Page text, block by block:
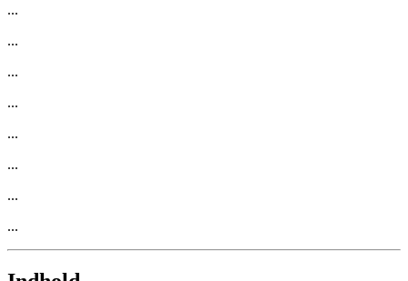
...
...
...
...
...
...
...
...